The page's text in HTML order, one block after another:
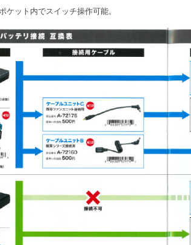
ケット内でスイッチ操作可能。